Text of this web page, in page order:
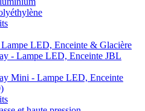
LED, Enceinte & Glacière
- Lampe LED, Enceinte JBL
Mini - Lampe LED, Enceinte